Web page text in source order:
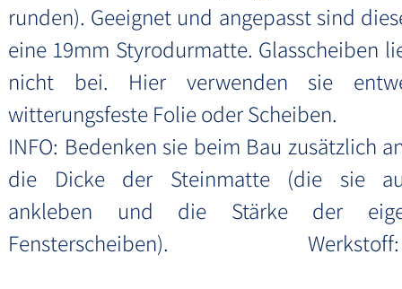
runden). Geeignet und angepasst sind
eine 19mm Styrodurmatte. Glasscheiben
nicht bei. Hier verwenden sie
witterungsfeste Folie oder Scheiben.
INFO: Bedenken sie beim Bau zusätzlich
die Dicke der Steinmatte (die sie
ankleben und die Stärke der
Fensterscheiben). Werkstoff: